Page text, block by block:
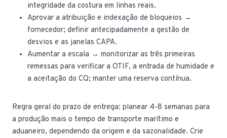
integridade da costura em linhas reais.
Aprovar a atribuição e indexação de bloqueios →
fornecedor; definir antecipadamente a gestão de
desvios e as janelas CAPA.
Aumentar a escala → monitorizar as três primeiras
remessas para verificar a OTIF, a entrada de humidade e
a aceitação do CQ; manter uma reserva contínua.
Regra geral do prazo de entrega: planear 4-8 semanas para
a produção mais o tempo de transporte marítimo e
aduaneiro, dependendo da origem e da sazonalidade. Crie